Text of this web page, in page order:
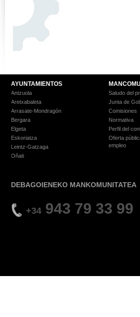
AYUNTAMIENTOS
Antzuola
Aretxabaleta
Arrasate-Mondragón
Bergara
Elgeta
Eskoriatza
Leintz-Gatzaga
Oñati
Saludo del
Junta de
Comisiones
Normativa
Perfil del
Oferta
empleo
DEBAGOIENEKO MANKOMUNITATEA
+34 943 79 33 99